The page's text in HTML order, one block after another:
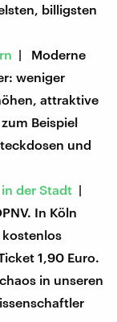
billigsten
| Moderne
weniger
attraktive
Beispiel
und
der Stadt |
In Köln
1,90 Euro.
in unseren